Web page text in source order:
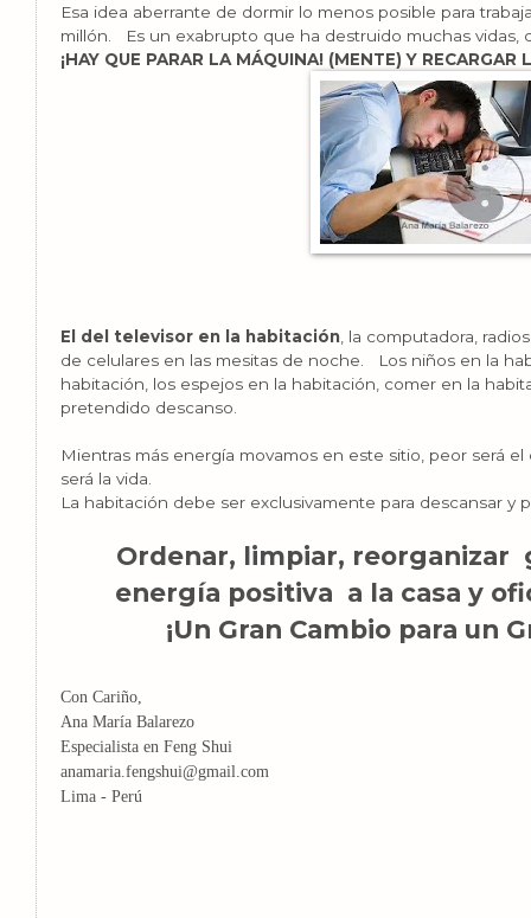
Esa idea aberrante de dormir lo menos posible para
millón. Es un exabrupto que ha destruido muchas vidas,
¡HAY QUE PARAR LA MÁQUINA! (MENTE) Y
El del televisor en la habitación , la computadora,
de celulares en las mesitas de noche. Los niños en la
habitación, los espejos en la habitación, comer en la
pretendido descanso.
Mientras más energía movamos en este sitio, peor será
será la vida.
La habitación debe ser exclusivamente para descansar y
Ordenar, limpiar, reorganizar
energía positiva a la casa y
¡Un Gran Cambio para un
Con Cariño,
Ana María Balarezo
Especialista en Feng Shui
anamaria.fengshui@gmail.com
Lima - Perú